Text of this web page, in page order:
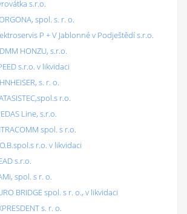
s.r.o.
spol. s. r. o.
P + V Jablonné v Podještědí s.r.o.
HONZU, s.r.o.
s.r.o. v likvidaci
s. r. o.
r.o.
Line, s.r.o.
spol. s r.o.
r.o. v likvidaci
s.r.o.
spol. s r. o.
BRIDGE spol. s r. o., v likvidaci
s. r. o.